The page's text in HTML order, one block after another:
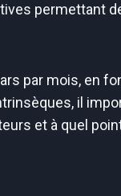
permettant
par mois, en
il
et à quel